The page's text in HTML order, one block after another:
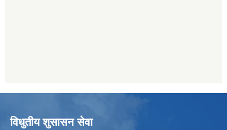
विधुतीय शुसासन सेवा